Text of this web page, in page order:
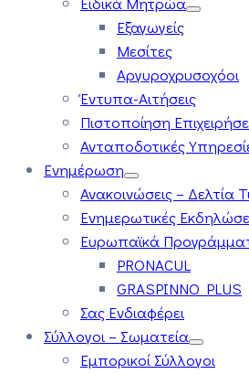
Εξαγωγείς
Μεσίτες
Αργυροχρυσοχόοι
Έντυπα-Αιτήσεις
Πιστοποίηση
Ανταποδοτικές
Ενημέρωση
Ανακοινώσεις – Δελτία
Ενημερωτικές
Ευρωπαϊκά
PRONACUL
GRASPINNO PLUS
Σας Ενδιαφέρει
Σύλλογοι – Σωματεία
Εμπορικοί Σύλλογοι